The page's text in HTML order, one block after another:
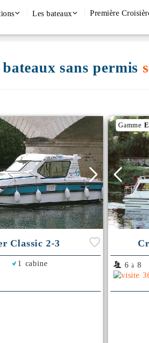
Les bateaux Première
bateaux sans permis
Classic 2-3
1 cabine
Gamme
6 à 8